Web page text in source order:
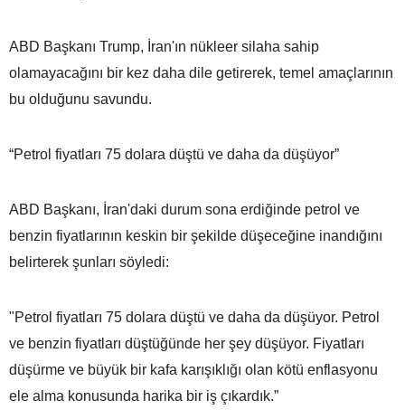
ABD Başkanı Trump, İran'ın nükleer silaha sahip
olamayacağını bir kez daha dile getirerek, temel amaçlarının
bu olduğunu savundu.
“Petrol fiyatları 75 dolara düştü ve daha da düşüyor”
ABD Başkanı, İran'daki durum sona erdiğinde petrol ve
benzin fiyatlarının keskin bir şekilde düşeceğine inandığını
belirterek şunları söyledi:
"Petrol fiyatları 75 dolara düştü ve daha da düşüyor. Petrol
ve benzin fiyatları düştüğünde her şey düşüyor. Fiyatları
düşürme ve büyük bir kafa karışıklığı olan kötü enflasyonu
ele alma konusunda harika bir iş çıkardık.”